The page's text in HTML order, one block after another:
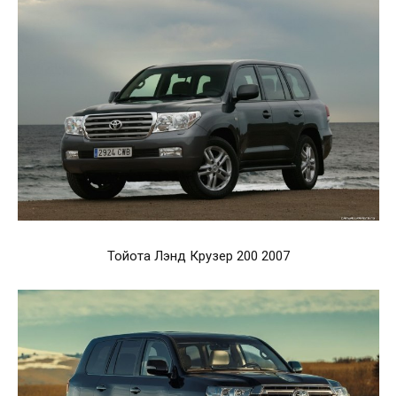
Тойота Лэнд Крузер 200 2007